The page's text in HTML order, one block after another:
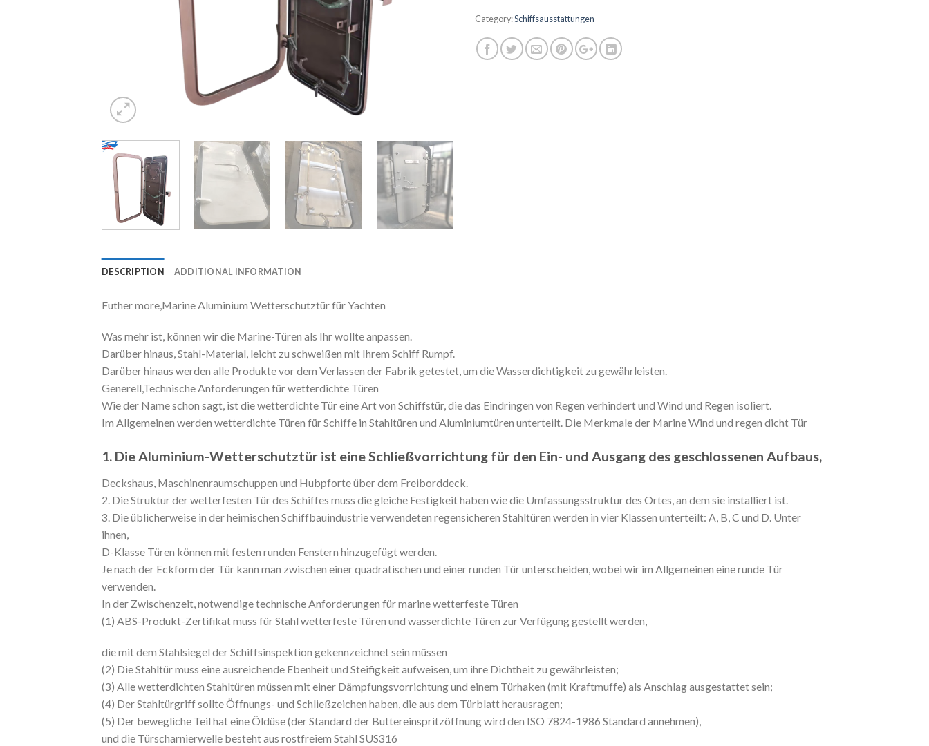
Category:Schiffsausstattungen
DESCRIPTION ADDITIONAL INFORMATION
Futher more,Marine Aluminium Wetterschutztür für Yachten
Was mehr ist, können wir die Marine-Türen als Ihr wollte anpassen.
Darüber hinaus, Stahl-Material, leicht zu schweißen mit Ihrem Schiff Rumpf.
Darüber hinaus werden alle Produkte vor dem Verlassen der Fabrik getestet, um die Wasserdichtigkeit zu gewährleisten.
Generell,Technische Anforderungen für wetterdichte Türen
Wie der Name schon sagt, ist die wetterdichte Tür eine Art von Schiffstür, die das Eindringen von Regen verhindert und Wind und Regen isoliert.
Im Allgemeinen werden wetterdichte Türen für Schiffe in Stahltüren und Aluminiumtüren unterteilt. Die Merkmale der Marine Wind und regen dicht Tür
1. Die Aluminium-Wetterschutztür ist eine Schließvorrichtung für den Ein- und Ausgang des geschlossenen Aufbaus,
Deckshaus, Maschinenraumschuppen und Hubpforte über dem Freiborddeck.
2. Die Struktur der wetterfesten Tür des Schiffes muss die gleiche Festigkeit haben wie die Umfassungsstruktur des Ortes, an dem sie installiert ist.
3. Die üblicherweise in der heimischen Schiffbauindustrie verwendeten regensicheren Stahltüren werden in vier Klassen unterteilt: A, B, C und D. Unter
ihnen,
D-Klasse Türen können mit festen runden Fenstern hinzugefügt werden.
Je nach der Eckform der Tür kann man zwischen einer quadratischen und einer runden Tür unterscheiden, wobei wir im Allgemeinen eine runde Tür
verwenden.
In der Zwischenzeit, notwendige technische Anforderungen für marine wetterfeste Türen
(1) ABS-Produkt-Zertifikat muss für Stahl wetterfeste Türen und wasserdichte Türen zur Verfügung gestellt werden,
die mit dem Stahlsiegel der Schiffsinspektion gekennzeichnet sein müssen
(2) Die Stahltür muss eine ausreichende Ebenheit und Steifigkeit aufweisen, um ihre Dichtheit zu gewährleisten;
(3) Alle wetterdichten Stahltüren müssen mit einer Dämpfungsvorrichtung und einem Türhaken (mit Kraftmuffe) als Anschlag ausgestattet sein;
(4) Der Stahltürgriff sollte Öffnungs- und Schließzeichen haben, die aus dem Türblatt herausragen;
(5) Der bewegliche Teil hat eine Öldüse (der Standard der Buttereinspritzöffnung wird den ISO 7824-1986 Standard annehmen),
und die Türscharnierwelle besteht aus rostfreiem Stahl SUS316